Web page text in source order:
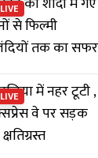
LIVE
LIVE